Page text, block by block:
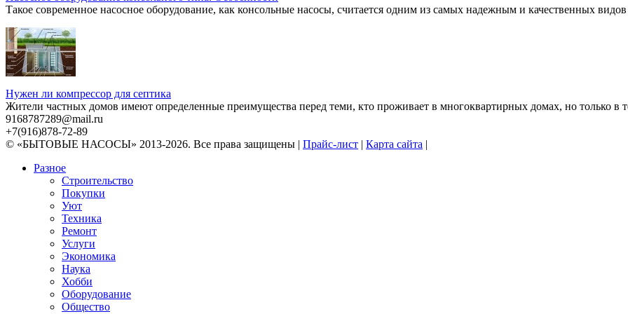
Такое современное насосное оборудование, как консольные насосы, считается одним из самых надежным и качественных видов
Нужен ли компрессор для септика
Жители частных домов имеют определенные преимущества перед теми, кто проживает в многоквартирных домах, но только в
9168787289@mail.ru
+7(916)878-72-89
© «БЫТОВЫЕ НАСОСЫ» 2013-2026. Все права защищены | Прайс-лист | Карта сайта |
Разное
Строительство
Покупки
Уют
Техника
Ремонт
Услуги
Экономика
Наука
Хобби
Оборудование
Общество